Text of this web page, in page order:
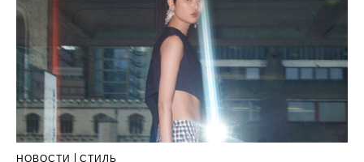
НОВОСТИ СТИЛЬ